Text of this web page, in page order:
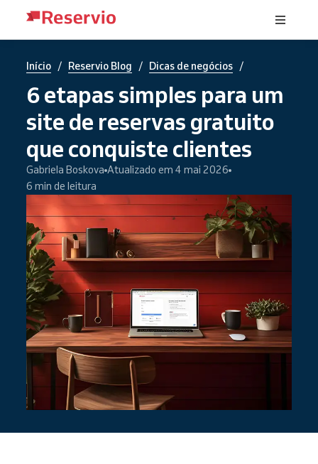
Início / Reservio Blog / Dicas de negócios /
6 etapas simples para um
site de reservas gratuito
que conquiste clientes
Gabriela Boskova Atualizado em 4 mai 2026
6 min de leitura